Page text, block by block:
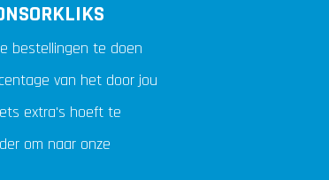
bestellingen te doen
van het door jou
extra's hoeft te
om naar onze